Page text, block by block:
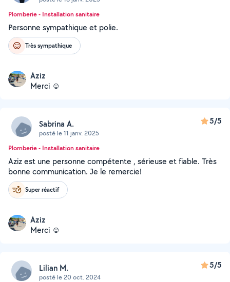
Plomberie - Installation sanitaire
Personne sympathique et polie.
Très sympathique
Aziz
Merci ☺️
Sabrina A.
posté le 11 janv. 2025
5/5
Plomberie - Installation sanitaire
Aziz est une personne compétente , sérieuse et fiable. Très
bonne communication. Je le remercie!
Super réactif
Aziz
Merci ☺️
Lilian M.
posté le 20 oct. 2024
5/5